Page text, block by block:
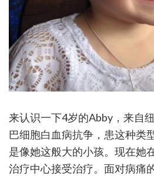
来认识一下4岁的Abby，来自
巴细胞白血病抗争，患这种类
是像她这般大的小孩。现在她
治疗中心接受治疗。面对病痛